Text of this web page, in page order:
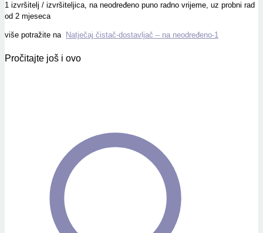
1 izvršitelj / izvršiteljica, na neodređeno puno radno vrijeme, uz probni rad
od 2 mjeseca
više potražite na Natječaj čistač-dostavljač – na neodređeno-1
Pročitajte još i ovo